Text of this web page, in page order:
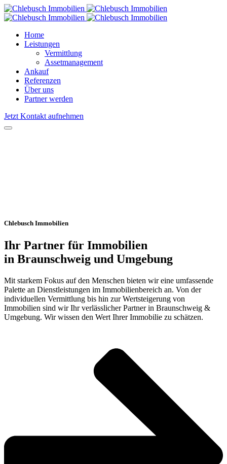
Home
Leistungen
Vermittlung
Assetmanagement
Ankauf
Referenzen
Über uns
Partner werden
Jetzt Kontakt aufnehmen
Chlebusch Immobilien
Ihr Partner für Immobilien
in Braunschweig und Umgebung
Mit starkem Fokus auf den Menschen bieten wir eine umfassende
Palette an Dienstleistungen im Immobilienbereich an. Von der
individuellen Vermittlung bis hin zur Wertsteigerung von
Immobilien sind wir Ihr verlässlicher Partner in Braunschweig &
Umgebung. Wir wissen den Wert Ihrer Immobilie zu schätzen.